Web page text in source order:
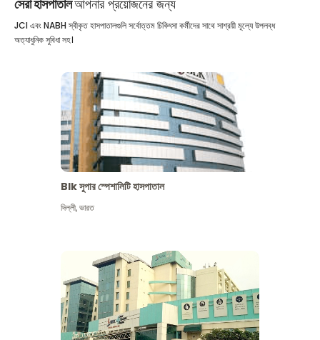
সেরা হাসপাতালআপনার প্রয়োজনের জন্য
JCI এবং NABH স্বীকৃত হাসপাতালগুলি সর্বোত্তম চিকিৎসা কর্মীদের সাথে সাশ্রয়ী মূল্যে উপলব্ধ
অত্যাধুনিক সুবিধা সহ।
Blk সুপার স্পেশালিটি হাসপাতাল
দিল্লী,ভারত